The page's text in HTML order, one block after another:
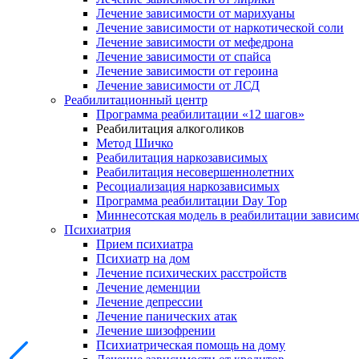
Лечение зависимости от марихуаны
Лечение зависимости от наркотической соли
Лечение зависимости от мефедрона
Лечение зависимости от спайса
Лечение зависимости от героина
Лечение зависимости от ЛСД
Реабилитационный центр
Программа реабилитации «12 шагов»
Реабилитация алкоголиков
Метод Шичко
Реабилитация наркозависимых
Реабилитация несовершеннолетних
Ресоциализация наркозависимых
Программа реабилитации Day Top
Миннесотская модель в реабилитации
Психиатрия
Прием психиатра
Психиатр на дом
Лечение психических расстройств
Лечение деменции
Лечение депрессии
Лечение панических атак
Лечение шизофрении
Психиатрическая помощь на дому